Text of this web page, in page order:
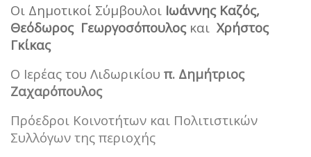
Οι Δημοτικοί Σύμβουλοι Ιωάννης Καζός,
Θεόδωρος Γεωργοσόπουλος και Χρήστος
Γκίκας
Ο Ιερέας του Λιδωρικίου π. Δημήτριος
Ζαχαρόπουλος
Πρόεδροι Κοινοτήτων και Πολιτιστικών
Συλλόγων της περιοχής